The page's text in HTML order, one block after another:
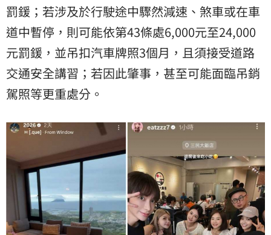
罰鍰；若涉及於行駛途中驟然減速、煞車或在車
道中暫停，則可能依第43條處6,000元至24,000
元罰鍰，並吊扣汽車牌照3個月，且須接受道路
交通安全講習；若因此肇事，甚至可能面臨吊銷
駕照等更重處分。